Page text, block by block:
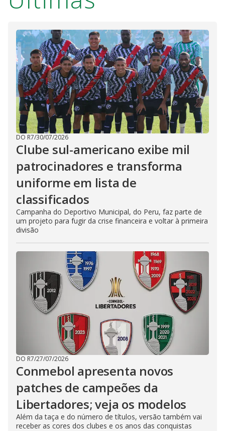
d
e
o
DO R7/30/07/2026
Clube sul-americano exibe mil
patrocinadores e transforma
uniforme em lista de
classificados
Campanha do Deportivo Municipal, do Peru, faz parte de
um projeto para fugir da crise financeira e voltar à primeira
divisão
DO R7/27/07/2026
Conmebol apresenta novos
patches de campeões da
Libertadores; veja os modelos
Além da taça e do número de títulos, versão também vai
receber as cores dos clubes e os anos das conquistas